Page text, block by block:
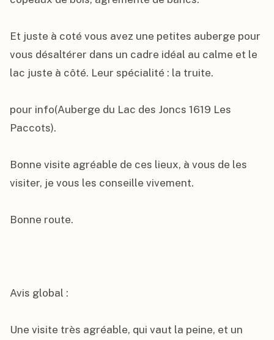
Et juste à coté vous avez une petites auberge pour
vous désaltérer dans un cadre idéal au calme et le
lac juste à côté. Leur spécialité : la truite.
pour info(Auberge du Lac des Joncs 1619 Les
Paccots).
Bonne visite agréable de ces lieux, à vous de les
visiter, je vous les conseille vivement.
Bonne route.
Avis global :
Une visite très agréable, qui vaut la peine, et un